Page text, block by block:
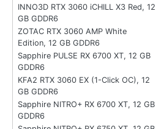
INNO3D RTX 3060 iCHILL X3 Red, 12
GB GDDR6
ZOTAC RTX 3060 AMP White
Edition, 12 GB GDDR6
Sapphire PULSE RX 6700 XT, 12 GB
GDDR6
KFA2 RTX 3060 EX (1-Click OC), 12
GB GDDR6
Sapphire NITRO+ RX 6700 XT, 12 GB
GDDR6